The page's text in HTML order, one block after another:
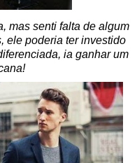
mas senti falta de algum
ele poderia ter investido
ia ganhar um